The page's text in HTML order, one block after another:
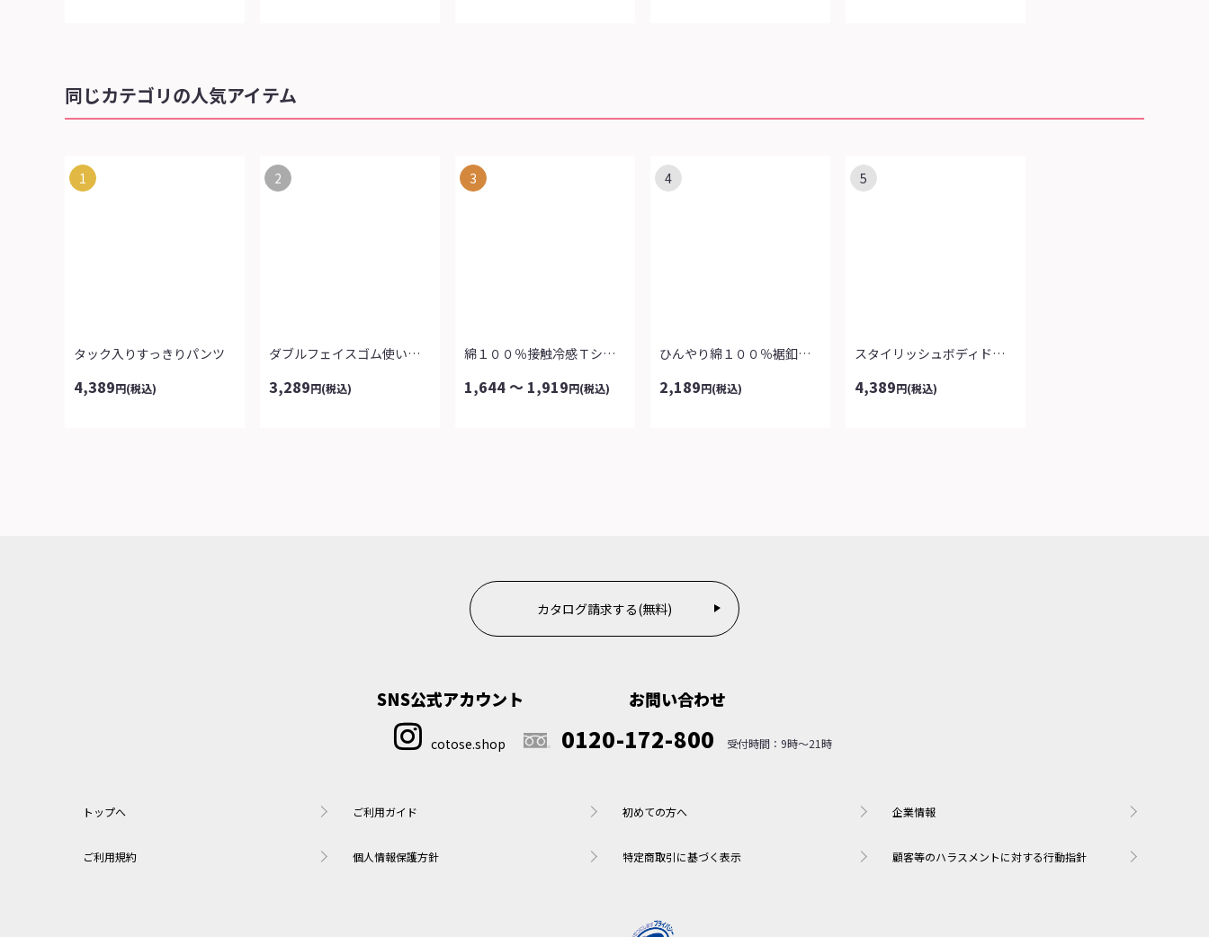
同じカテゴリの人気アイテム
1
タック入りすっきりパンツ
4,389円(税込)
2
ダブルフェイスゴム使い涼感パンツ
3,289円(税込)
3
綿１００％接触冷感Ｔシャツ（よりどり２...
1,644 ～ 1,919円(税込)
4
ひんやり綿１００％裾釦使いチュニック
2,189円(税込)
5
スタイリッシュボディドライセミワイドパ...
4,389円(税込)
カタログ請求する(無料)
SNS公式アカウント
cotose.shop
お問い合わせ
0120-172-800
トップへ ご利用ガイド 初めての方へ 企業情報
ご利用規約 個人情報保護方針 特定商取引に基づく表示 顧客等のハラスメントに対する行動指針